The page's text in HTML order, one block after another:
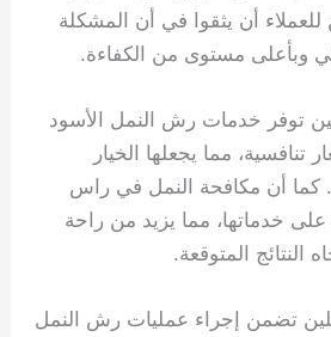
للعملاء أن يثقوا في أن المشكلة
وبأعلى مستوى من الكفاءة.
توفر خدمات رش النمل الأسود
مما يجعلها الخيار
كما أن مكافحة النمل في راس
خدماتها، مما يزيد من راحة
النتائج المتوقعة.
تضمن إجراء عمليات رش النمل